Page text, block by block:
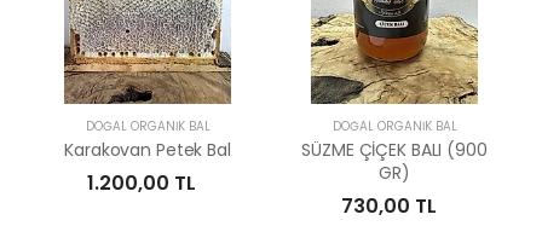
DOĞAL ORGANIK BAL
Karakovan Petek Bal
1.200,00 TL
DOĞAL ORGANIK BAL
SÜZME ÇİÇEK BALI (900
GR)
730,00 TL